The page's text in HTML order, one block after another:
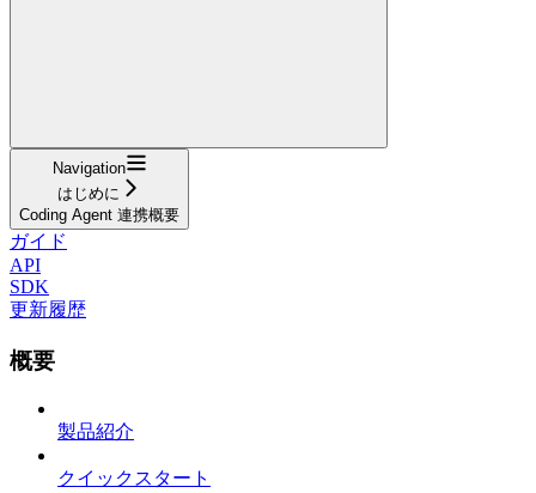
Navigation
はじめに
Coding Agent 連携概要
ガイド
API
SDK
更新履歴
概要
製品紹介
クイックスタート